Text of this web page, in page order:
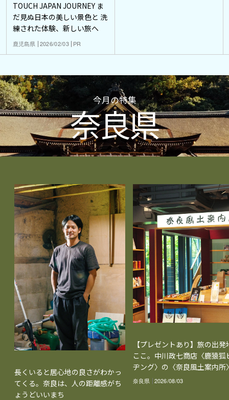
TOUCH JAPAN JOURNEY ま
だ見ぬ日本の美しい景色と 洗
練された体験、新しい旅へ
鹿児島県 2026/02/03 PR
今月の特集
奈良県
長くいると居心地の良さがわかっ
てくる。奈良は、人の距離感がち
ょうどいいまち
【プレゼントあり】旅の出発
ここ。中川政七商店〈鹿猿狐
ヂング〉の〈奈良風土案内所
奈良県 2026/08/03